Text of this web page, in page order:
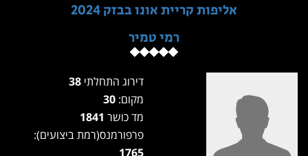
אליפות קריית אונו בבזק 2024
רמי טמיר
דירוג התחלתי
מקום:
מד כושר
פרפורמנס(רמת ביצועים):
1765